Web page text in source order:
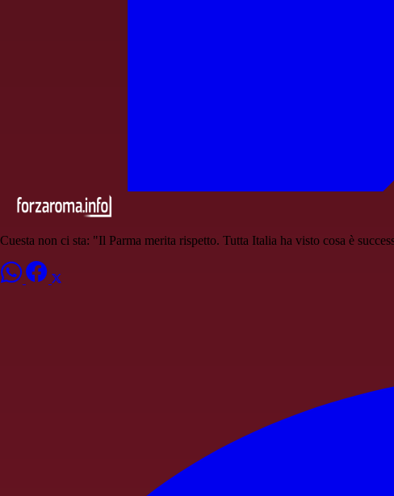
Cuesta non ci sta: "Il Parma merita rispetto. Tutta Italia ha visto cosa è